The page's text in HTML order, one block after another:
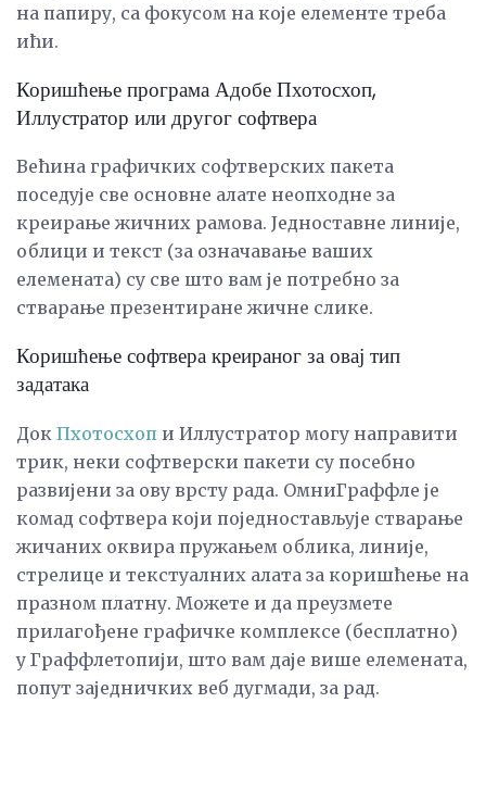
на папиру, са фокусом на које елементе треба
ићи.
Коришћење програма Адобе Пхотосхоп,
Иллустратор или другог софтвера
Већина графичких софтверских пакета
поседује све основне алате неопходне за
креирање жичних рамова. Једноставне линије,
облици и текст (за означавање ваших
елемената) су све што вам је потребно за
стварање презентиране жичне слике.
Коришћење софтвера креираног за овај тип
задатака
Док Пхотосхоп и Иллустратор могу направити
трик, неки софтверски пакети су посебно
развијени за ову врсту рада. ОмниГраффле је
комад софтвера који поједностављује стварање
жичаних оквира пружањем облика, линије,
стрелице и текстуалних алата за коришћење на
празном платну. Можете и да преузмете
прилагођене графичке комплексе (бесплатно)
у Граффлетопији, што вам даје више елемената,
попут заједничких веб дугмади, за рад.